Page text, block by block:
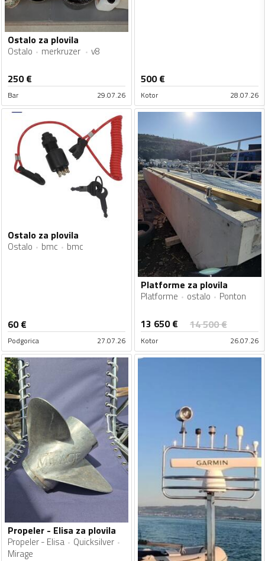
Ostalo za plovila
Ostalo merkruzer v8
250€
Bar 29.07.26
500€
Kotor 28.07.26
Ostalo za plovila
Ostalo bmc bmc
60€
Podgorica 27.07.26
Platforme za plovila
Platforme ostalo Ponton
13 650€ 14 500€
Kotor 26.07.26
Propeler - Elisa za plovila
Propeler - Elisa
Quicksilver
Mirage